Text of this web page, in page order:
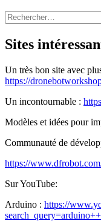
Rechercher :
Sites
Un très bon site avec
https://
Un incontournable :
Modèles et idées pour
Communauté de
https://
Sur YouTube:
Arduino : https://